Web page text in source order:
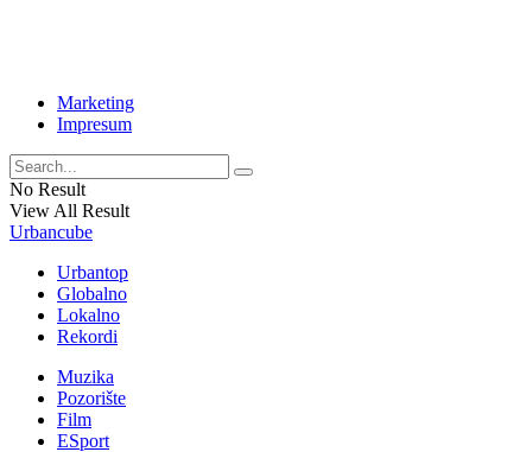
Marketing
Impresum
No Result
View All Result
Urbancube
Urbantop
Globalno
Lokalno
Rekordi
Muzika
Pozorište
Film
ESport